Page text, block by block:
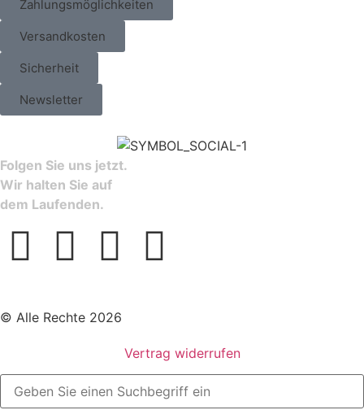
Zahlungsmöglichkeiten
Versandkosten
Sicherheit
Newsletter
Folgen Sie uns jetzt.
Wir halten Sie auf
dem Laufenden.
© Alle Rechte 2026
Vertrag widerrufen